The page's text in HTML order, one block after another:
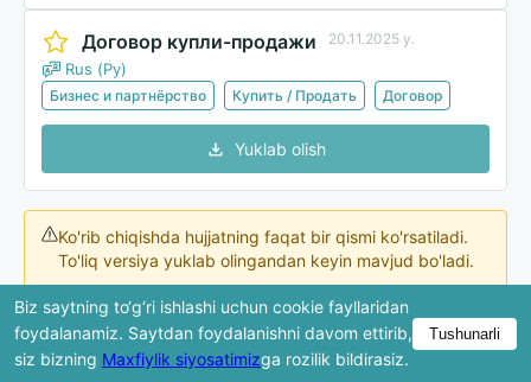
Договор купли-продажи 20.11.2025 y.
Rus (Ру)
Бизнес и партнёрство Купить / Продать Договор
Yuklab olish
Ko'rib chiqishda hujjatning faqat bir qismi ko'rsatiladi.
To'liq versiya yuklab olingandan keyin mavjud bo'ladi.
Договор купли-продажи №
Biz saytning to‘g‘ri ishlashi uchun cookie fayllaridan
foydalanamiz. Saytdan foydalanishni davom ettirib,
siz bizning Maxfiylik siyosatimizga rozilik bildirasiz.
Tushunarli